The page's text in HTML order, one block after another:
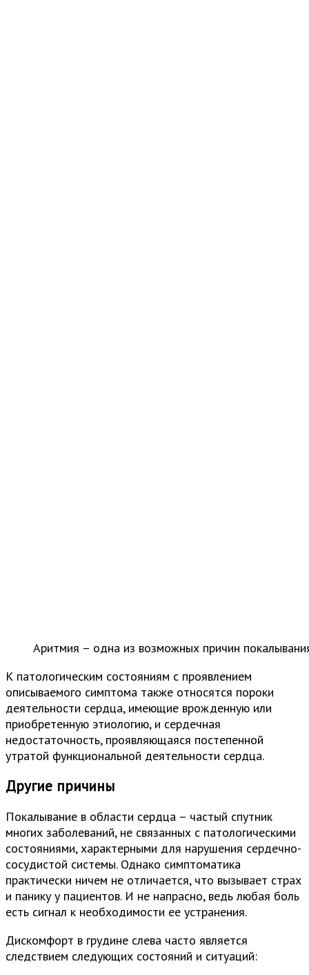
Аритмия – одна из возможных причин
К патологическим состояниям с проявлением
описываемого симптома также относятся пороки
деятельности сердца, имеющие врожденную или
приобретенную этиологию, и сердечная
недостаточность, проявляющаяся постепенной
утратой функциональной деятельности сердца.
Другие причины
Покалывание в области сердца – частый спутник
многих заболеваний, не связанных с патологическими
состояниями, характерными для нарушения сердечно-
сосудистой системы. Однако симптоматика
практически ничем не отличается, что вызывает страх
и панику у пациентов. И не напрасно, ведь любая боль
есть сигнал к необходимости ее устранения.
Дискомфорт в грудине слева часто является
следствием следующих состояний и ситуаций: